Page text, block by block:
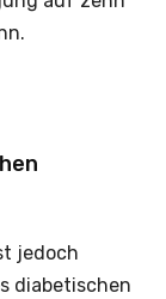
jedoch
diabetischen